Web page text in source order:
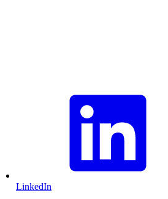
LinkedIn